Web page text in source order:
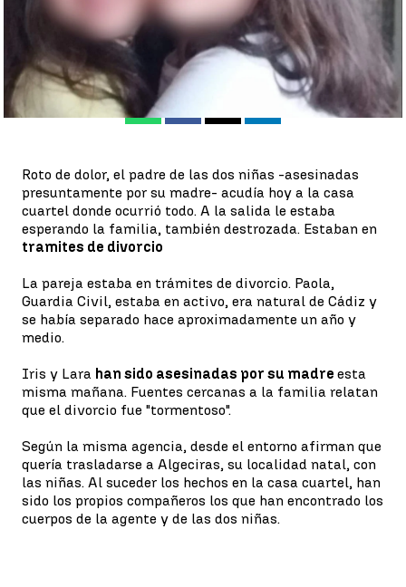
Eva Navarro
Publicado:
15 de diciembre de 2022, 15:41
WhatsappFacebook
X Linkedin
Roto de dolor, el padre de las dos niñas -asesinadas
presuntamente por su madre- acudía hoy a la casa
cuartel donde ocurrió todo. A la salida le estaba
esperando la familia, también destrozada. Estaban en
tramites de divorcio
La pareja estaba en trámites de divorcio. Paola,
Guardia Civil, estaba en activo, era natural de Cádiz y
se había separado hace aproximadamente un año y
medio.
Iris y Lara han sido asesinadas por su madre esta
misma mañana. Fuentes cercanas a la familia relatan
que el divorcio fue "tormentoso".
Según la misma agencia, desde el entorno afirman que
quería trasladarse a Algeciras, su localidad natal, con
las niñas. Al suceder los hechos en la casa cuartel, han
sido los propios compañeros los que han encontrado los
cuerpos de la agente y de las dos niñas.